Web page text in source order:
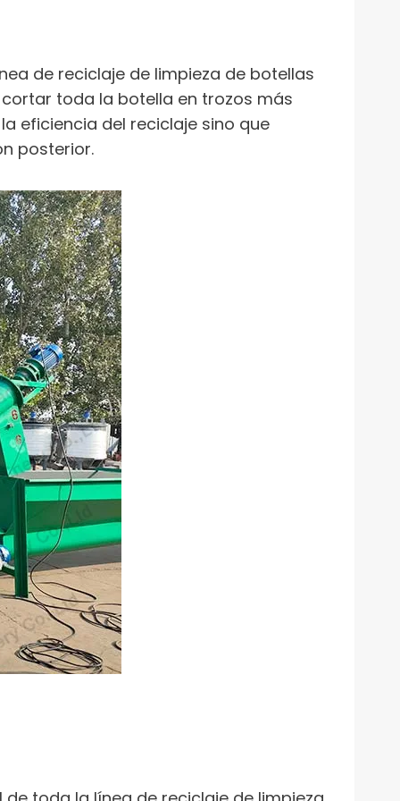
de reciclaje de limpieza de botellas
toda la botella en trozos más
eficiencia del reciclaje sino que
posterior.